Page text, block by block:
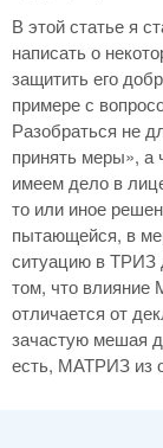
В этой статье я
написать о
защитить его
примере с
Разобраться не
принять меры», а
имеем дело в
то или иное
пытающейся, в
ситуацию в ТРИЗ
том, что
отличается от
зачастую мешая
есть, МАТРИЗ из